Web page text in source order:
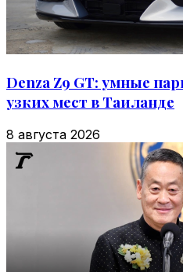
Denza Z9 GT: умные
узких мест в Таиланде
8 августа 2026